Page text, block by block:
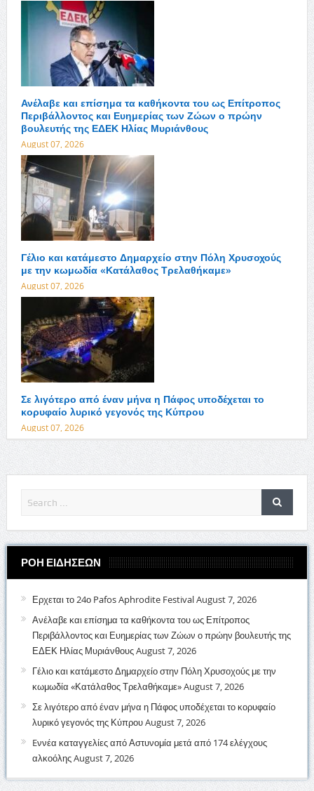
Ανέλαβε και επίσημα τα καθήκοντα του ως Επίτροπος
Περιβάλλοντος και Ευημερίας των Ζώων ο πρώην
βουλευτής της ΕΔΕΚ Ηλίας Μυριάνθους
August 07, 2026
Γέλιο και κατάμεστο Δημαρχείο στην Πόλη Χρυσοχούς
με την κωμωδία «Κατάλαθος Τρελαθήκαμε»
August 07, 2026
Σε λιγότερο από έναν μήνα η Πάφος υποδέχεται το
κορυφαίο λυρικό γεγονός της Κύπρου
August 07, 2026
ΡΟΗ ΕΙΔΗΣΕΩΝ
Ερχεται το 24ο Pafos Aphrodite FestivalAugust 7, 2026
Ανέλαβε και επίσημα τα καθήκοντα του ως Επίτροπος
Περιβάλλοντος και Ευημερίας των Ζώων ο πρώην βουλευτής της
ΕΔΕΚ Ηλίας ΜυριάνθουςAugust 7, 2026
Γέλιο και κατάμεστο Δημαρχείο στην Πόλη Χρυσοχούς με την
κωμωδία «Κατάλαθος Τρελαθήκαμε»August 7, 2026
Σε λιγότερο από έναν μήνα η Πάφος υποδέχεται το κορυφαίο
λυρικό γεγονός της ΚύπρουAugust 7, 2026
Eννέα καταγγελίες από Αστυνομία μετά από 174 ελέγχους
αλκοόληςAugust 7, 2026